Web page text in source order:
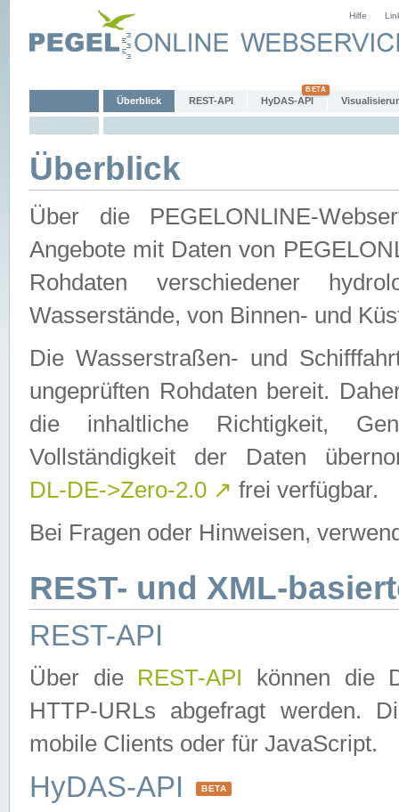
Hilfe
Überblick REST-API HyDAS-API
Überblick
Über die PEGELONLINE-
Angebote mit Daten von
Rohdaten verschiedener
Wasserstände, von Binnen- und
Die Wasserstraßen- und
ungeprüften Rohdaten bereit.
die inhaltliche Richtigkeit,
Vollständigkeit der Daten
DL-DE->Zero-2.0 ↗ frei verfügbar.
Bei Fragen oder Hinweisen,
REST- und XML-
REST-API
Über die REST-API können die
HTTP-URLs abgefragt werden.
mobile Clients oder für JavaScript.
HyDAS-API BETA